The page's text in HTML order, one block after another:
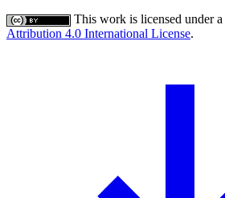
This work is licensed under a
Attribution 4.0 International License.